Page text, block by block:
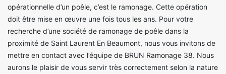
opérationnelle d’un poêle, c’est le ramonage. Cette opération
doit être mise en œuvre une fois tous les ans. Pour votre
recherche d’une société de ramonage de poêle dans la
proximité de Saint Laurent En Beaumont, nous vous invitons de
mettre en contact avec l’équipe de BRUN Ramonage 38. Nous
aurons le plaisir de vous servir très correctement selon la nature